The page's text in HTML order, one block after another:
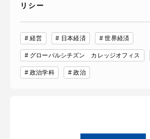
リシー
経営 日本経済 世界経済
グローバルシチズン カレッジオフィス
政治学科 政治